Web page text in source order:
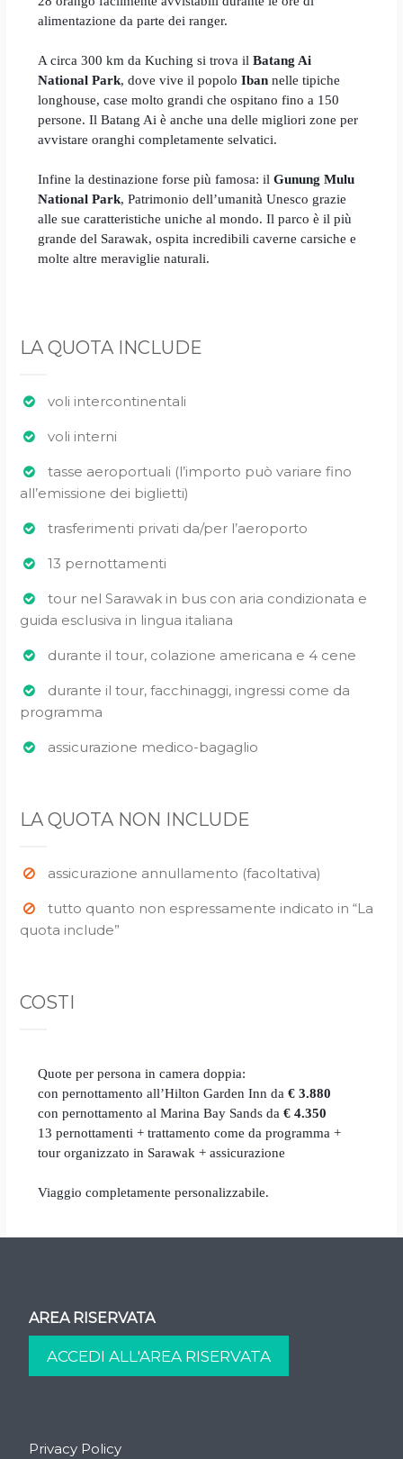
alimentazione da parte dei ranger.
A circa 300 km da Kuching si trova ilBatang Ai
National Park, dove vive il popoloIban nelle tipiche
longhouse, case molto grandi che ospitano fino a 150
persone. Il Batang Ai è anche una delle migliori zone per
avvistare oranghi completamente selvatici.
Infine la destinazione forse più famosa: ilGunung Mulu
National Park, Patrimonio dell’umanità Unesco grazie
alle sue caratteristiche uniche al mondo. Il parco è il più
grande del Sarawak, ospita incredibili caverne carsiche e
molte altre meraviglie naturali.
LA QUOTA INCLUDE
voli intercontinentali
voli interni
tasse aeroportuali (l’importo può variare fino
all’emissione dei biglietti)
trasferimenti privati da/per l’aeroporto
13 pernottamenti
tour nel Sarawak in bus con aria condizionata e
guida esclusiva in lingua italiana
durante il tour, colazione americana e 4 cene
durante il tour, facchinaggi, ingressi come da
programma
assicurazione medico-bagaglio
LA QUOTA NON INCLUDE
assicurazione annullamento (facoltativa)
tutto quanto non espressamente indicato in “La
quota include”
COSTI
Quote per persona in camera doppia:
con pernottamento all’Hilton Garden Inn da€ 3.880
con pernottamento al Marina Bay Sands da € 4.350
13 pernottamenti + trattamento come da programma +
tour organizzato in Sarawak + assicurazione
Viaggio completamente personalizzabile.
AREA RISERVATA
Privacy Policy